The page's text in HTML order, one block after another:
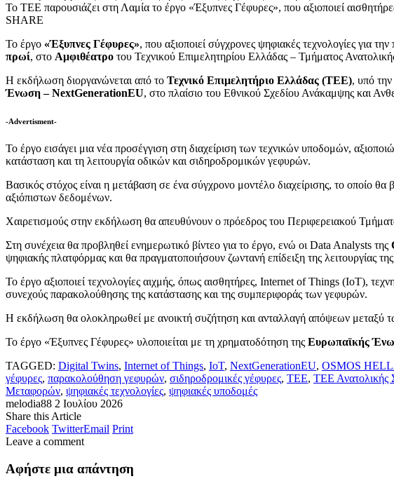
Το ΤΕΕ παρουσιάζει στη Λαμία το έργο «Έξυπνες Γέφυρες», που αξιοποιεί
SHARE
Το έργο «Έξυπνες Γέφυρες», που αξιοποιεί σύγχρονες ψηφιακές τεχνολογίες για
πρωί, στο Αμφιθέατρο του Τεχνικού Επιμελητηρίου Ελλάδας – Τμήματος
Η εκδήλωση διοργανώνεται από το Τεχνικό Επιμελητήριο Ελλάδας (ΤΕΕ), υπό
Ένωση –NextGenerationEU, στο πλαίσιο του Εθνικού Σχεδίου Ανάκαμψης και
-Advertisment-
Το έργο εισάγει μια νέα προσέγγιση στη διαχείριση των τεχνικών υποδομών,
κατάσταση και τη λειτουργία οδικών και σιδηροδρομικών γεφυρών.
Βασικός στόχος είναι η μετάβαση σε ένα σύγχρονο μοντέλο διαχείρισης, το
αξιόπιστων δεδομένων.
Χαιρετισμούς στην εκδήλωση θα απευθύνουν ο πρόεδρος του Περιφερειακού
Στη συνέχεια θα προβληθεί ενημερωτικό βίντεο για το έργο, ενώ οι Data Analysts της
ψηφιακής πλατφόρμας και θα πραγματοποιήσουν ζωντανή επίδειξη της λειτουργίας
Το έργο αξιοποιεί τεχνολογίες αιχμής, όπως αισθητήρες, Internet of Things (IoT),
συνεχούς παρακολούθησης της κατάστασης και της συμπεριφοράς των γεφυρών.
Η εκδήλωση θα ολοκληρωθεί με ανοικτή συζήτηση και ανταλλαγή απόψεων μεταξύ
Το έργο «Έξυπνες Γέφυρες» υλοποιείται με τη χρηματοδότηση της Ευρωπαϊκής
TAGGED: Digital Twins, Internet of Things, IoT, NextGenerationEU, OSMOS
γέφυρες, παρακολούθηση γεφυρών, σιδηροδρομικές γέφυρες, ΤΕΕ, ΤΕΕ Ανατολικής
Μεταφορών, ψηφιακές τεχνολογίες, ψηφιακές υποδομές
melodia88 2 Ιουλίου 2026
Share this Article
Facebook TwitterEmail Print
Leave a comment
Αφήστε μια απάντηση